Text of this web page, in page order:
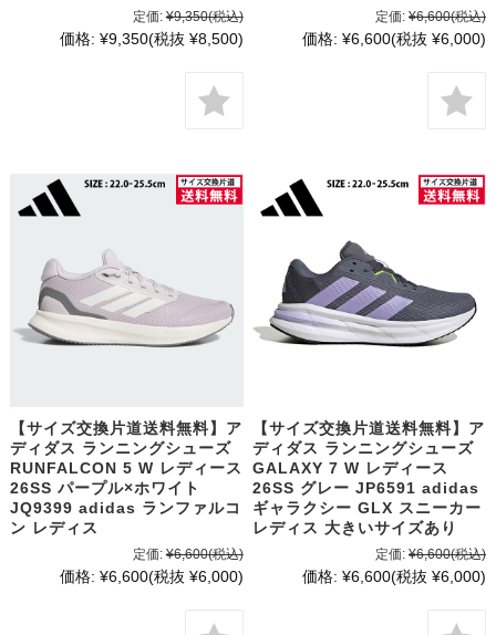
定価: ¥9,350(税込)
価格: ¥9,350(税抜 ¥8,500)
定価: ¥6,600(税込)
価格: ¥6,600(税抜 ¥6,000)
【サイズ交換片道送料無料】ア
ディダス ランニングシューズ
RUNFALCON 5 W レディース
26SS パープル×ホワイト
JQ9399 adidas ランファルコ
ン レディス
定価: ¥6,600(税込)
価格: ¥6,600(税抜 ¥6,000)
【サイズ交換片道送料無料】ア
ディダス ランニングシューズ
GALAXY 7 W レディース
26SS グレー JP6591 adidas
ギャラクシー GLX スニーカー
レディス 大きいサイズあり
定価: ¥6,600(税込)
価格: ¥6,600(税抜 ¥6,000)